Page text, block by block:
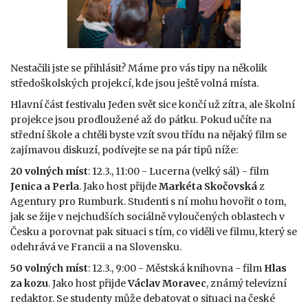
Nestačili jste se přihlásit? Máme pro vás tipy na několik
středoškolských projekcí, kde jsou ještě volná místa.
Hlavní část festivalu Jeden svět sice končí už zítra, ale školní
projekce jsou prodloužené až do pátku. Pokud učíte na
střední škole a chtěli byste vzít svou třídu na nějaký film se
zajímavou diskuzí, podívejte se na pár tipů níže:
20 volných míst: 12.3., 11:00 - Lucerna (velký sál) - film
Jenica a Perla. Jako host přijdeMarkéta Skočovskáz
Agentury pro Rumburk. Studenti s ní mohu hovořit o tom,
jak se žije v nejchudších sociálně vyloučených oblastech v
Česku a porovnat pak situaci s tím, co viděli ve filmu, který se
odehrává ve Francii a na Slovensku.
50 volných míst: 12.3., 9:00 - Městská knihovna - film Hlas
za kozu. Jako host přijdeVáclav Moravec, známý televizní
redaktor. Se studenty může debatovat o situaci na české